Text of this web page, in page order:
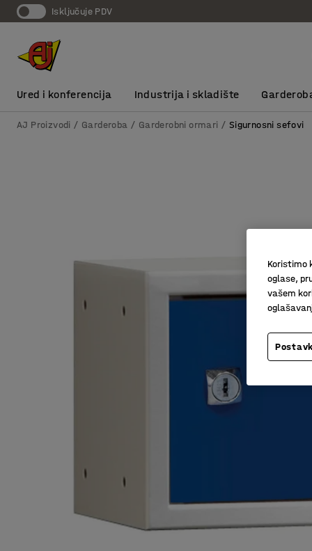
Isključuje PDV
Ured i konferencija Industrija i skladište
AJ Proizvodi Garderoba Garderobni ormari Sigurnosni sefovi
Koristimo
oglase,
vašem